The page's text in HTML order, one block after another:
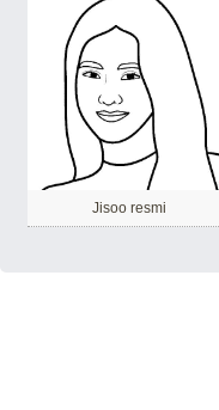
Jisoo resmi